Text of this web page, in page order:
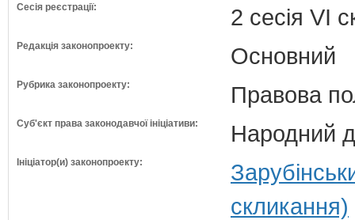
Сесія реєстрації: 2 сесія VI
Редакція законопроекту: Основний
Рубрика законопроекту: Правова
Суб'єкт права законодавчої ініціативи: Народний
Ініціатор(и) законопроекту:
скликання)